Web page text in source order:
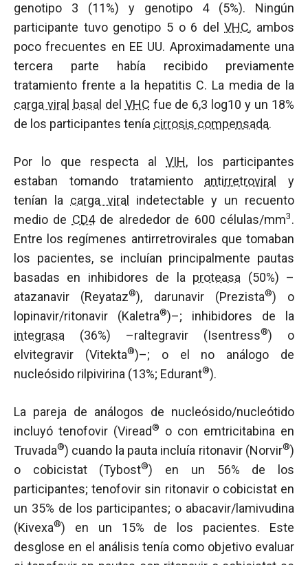
genotipo 3 (11%) y genotipo 4 (5%). Ningún
participante tuvo genotipo 5 o 6 delVHC, ambos
poco frecuentes en EE UU. Aproximadamente una
tercera parte había recibido previamente
tratamiento frente a la hepatitis C. La media de la
carga viral basal del VHC fue de 6,3 log10 y un 18%
de los participantes tenía cirrosis compensada.
Por lo que respecta alVIH, los participantes
estaban tomando tratamiento antirretroviral
y
tenían la carga viral
indetectable y un recuento
medio de CD4de alrededor de 600 células/mm3.
Entre los regímenes antirretrovirales que tomaban
los pacientes, se incluían principalmente pautas
basadas en inhibidores de la proteasa (50%) –
atazanavir (Reyataz®), darunavir (Prezista®) o
lopinavir/ritonavir (Kaletra®)–; inhibidores de la
integrasa (36%) –raltegravir (Isentress®) o
elvitegravir (Vitekta®)–; o el no análogo de
nucleósido rilpivirina (13%; Edurant®).
La pareja de análogos de nucleósido/nucleótido
incluyó tenofovir (Viread®
o con emtricitabina en
Truvada®) cuando la pauta incluía ritonavir (Norvir®)
o cobicistat (Tybost®) en un 56% de los
participantes; tenofovir sin ritonavir o cobicistat en
un 35% de los participantes; o abacavir/lamivudina
(Kivexa®) en un 15% de los pacientes. Este
desglose en el análisis tenía como objetivo evaluar